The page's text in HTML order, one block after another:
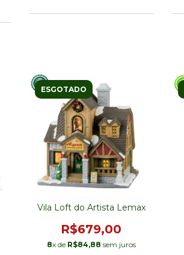
ESGOTADO
Vila Loft do Artista Lemax
R$679,00
8x de R$84,88 sem juros